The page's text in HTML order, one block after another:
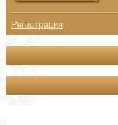
Регистрация